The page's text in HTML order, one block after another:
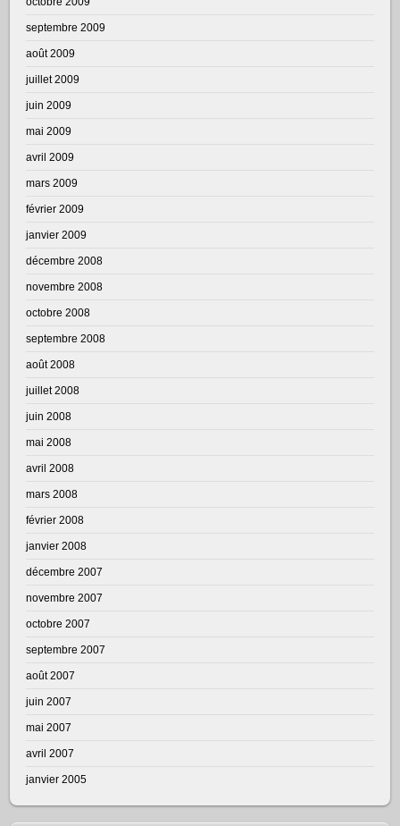
septembre 2009
août 2009
juillet 2009
juin 2009
mai 2009
avril 2009
mars 2009
février 2009
janvier 2009
décembre 2008
novembre 2008
octobre 2008
septembre 2008
août 2008
juillet 2008
juin 2008
mai 2008
avril 2008
mars 2008
février 2008
janvier 2008
décembre 2007
novembre 2007
octobre 2007
septembre 2007
août 2007
juin 2007
mai 2007
avril 2007
janvier 2005